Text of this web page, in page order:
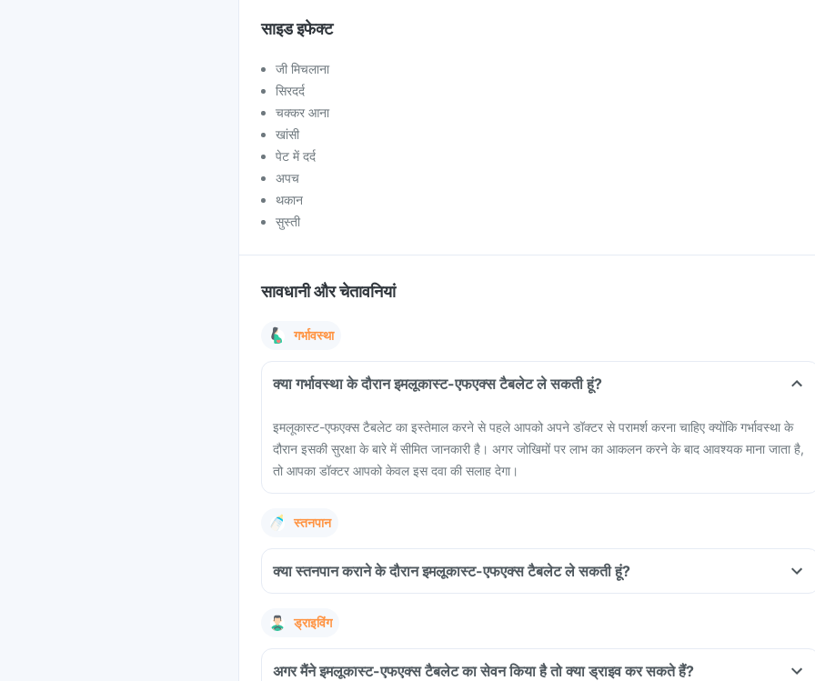
साइड इफेक्ट
जी मिचलाना
सिरदर्द
चक्कर आना
खांसी
पेट में दर्द
अपच
थकान
सुस्ती
सावधानी और चेतावनियां
गर्भावस्था
क्या गर्भावस्था के दौरान इमलूकास्ट-एफएक्स टैबलेट ले सकती हूं?
इमलूकास्ट-एफएक्स टैबलेट का इस्तेमाल करने से पहले आपको अपने डॉक्टर से परामर्श करना चाहिए क्योंकि गर्भावस्था के
दौरान इसकी सुरक्षा के बारे में सीमित जानकारी है। अगर जोखिमों पर लाभ का आकलन करने के बाद आवश्यक माना जाता है,
तो आपका डॉक्टर आपको केवल इस दवा की सलाह देगा।
स्तनपान
क्या स्तनपान कराने के दौरान इमलूकास्ट-एफएक्स टैबलेट ले सकती हूं?
ड्राइविंग
अगर मैंने इमलूकास्ट-एफएक्स टैबलेट का सेवन किया है तो क्या ड्राइव कर सकते हैं?